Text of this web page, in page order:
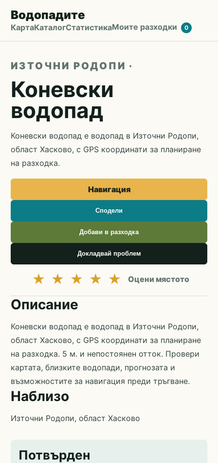
Водопадите
КартаКаталогСтатистикаМоите разходки 0
ИЗТОЧНИ РОДОПИ ·
Коневски
водопад
Коневски водопад е водопад в Източни Родопи,
област Хасково, с GPS координати за планиране
на разходка.
Навигация
Сподели
Добави в разходка
Докладвай проблем
★ ★ ★ ★ ★ Оцени мястото
Описание
Коневски водопад е водопад в Източни Родопи,
област Хасково, с GPS координати за планиране
на разходка. 5 м. и непостоянен отток. Провери
картата, близките водопади, прогнозата и
възможностите за навигация преди тръгване.
Наблизо
Източни Родопи, област Хасково
Потвърден